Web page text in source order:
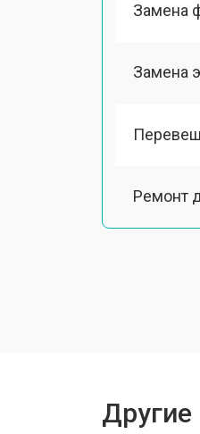
Замена
Замена
Ремонт